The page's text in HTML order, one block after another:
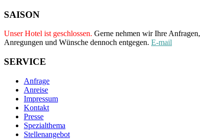
SAISON
Unser Hotel ist geschlossen. Gerne nehmen wir Ihre Anfragen,
Anregungen und Wünsche dennoch entgegen. E-mail
SERVICE
Anfrage
Anreise
Impressum
Kontakt
Presse
Spezialthema
Stellenangebot